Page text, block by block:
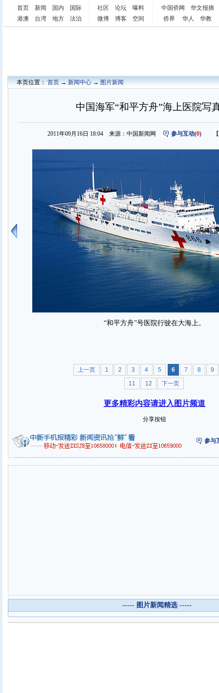
首页 新闻 国内
国际
港澳
台湾 地方 法治
社区 论坛
曝料
微博
博客 空间
中国侨网
华文报摘
侨界
华人 华教
本页位置：首页→新闻中心→图片新闻
中国海军“和平方舟”海上医院写
2011年09月16日 18:04 来源：中国新闻网 参与互动(0) 【
“和平方舟”号医院行驶在大海上。
上一页 1 2 3 4 5 6 7 8
9
11
12 下一页
更多精彩内容请进入图片频道
分享按钮
参与
----- 图片新闻精选 -----